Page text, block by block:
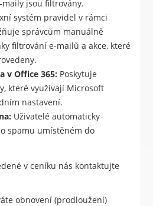
maily jsou filtrovány.
systém pravidel v rámci
správcům manuálně
filtrování e-mailů a akce, které
v Office 365: Poskytuje
které využívají Microsoft
nastavení.
Uživatelé automaticky
spamu umístěném do
v ceníku nás kontaktujte
obnovení (prodloužení)